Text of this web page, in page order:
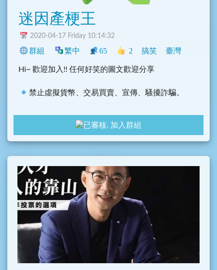
迷因產梗王
2020-04-17 Friday 10:14:32
群組 繁中 65 2 搞笑 臺灣
Hi~ 歡迎加入!! 任何好笑的圖文歡迎分享
禁止虛擬貨幣、交易買賣、宣傳、騷擾詐騙。
加入群組